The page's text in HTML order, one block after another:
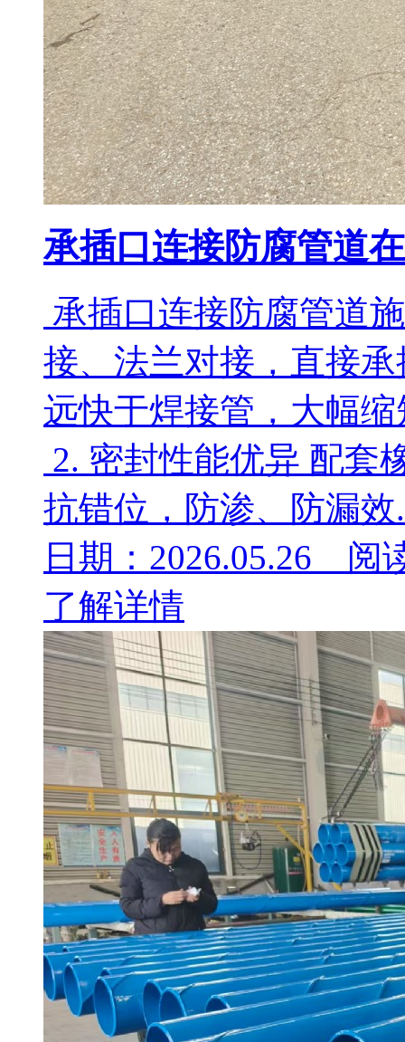
承插口连接防腐管道
承插口连接防腐管道
接、法兰对接，直接
远快于焊接管，大幅
2. 密封性能优异 配套
抗错位，防渗、防漏效
日期：2026.05.26 阅
了解详情